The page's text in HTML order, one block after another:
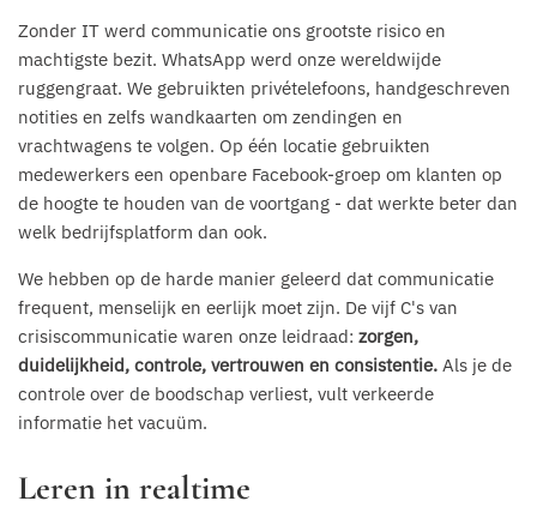
Zonder IT werd communicatie ons grootste risico en
machtigste bezit. WhatsApp werd onze wereldwijde
ruggengraat. We gebruikten privételefoons, handgeschreven
notities en zelfs wandkaarten om zendingen en
vrachtwagens te volgen. Op één locatie gebruikten
medewerkers een openbare Facebook-groep om klanten op
de hoogte te houden van de voortgang - dat werkte beter dan
welk bedrijfsplatform dan ook.
We hebben op de harde manier geleerd dat communicatie
frequent, menselijk en eerlijk moet zijn. De vijf C's van
crisiscommunicatie waren onze leidraad: zorgen,
duidelijkheid, controle, vertrouwen en consistentie. Als je de
controle over de boodschap verliest, vult verkeerde
informatie het vacuüm.
Leren in realtime